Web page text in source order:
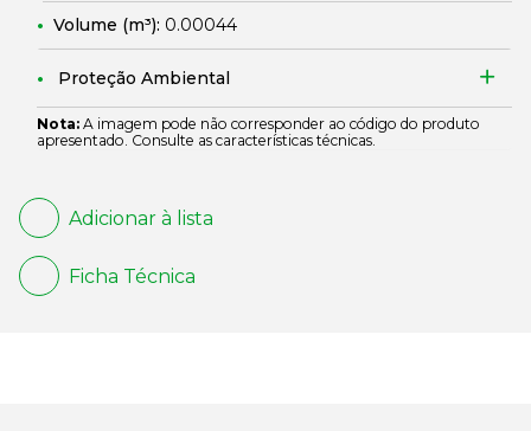
Volume (m³): 0.00044
Proteção Ambiental
Nota: A imagem pode não corresponder ao código do produto
apresentado. Consulte as características técnicas.
Adicionar à lista
Ficha Técnica